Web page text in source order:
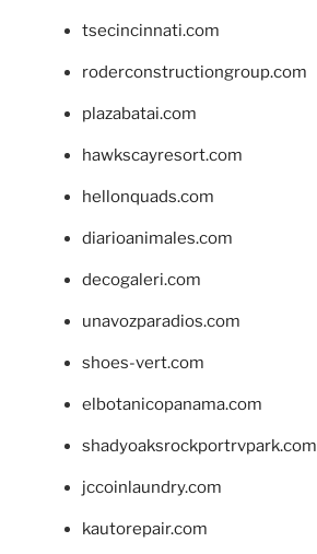
tsecincinnati.com
roderconstructiongroup.com
plazabatai.com
hawkscayresort.com
hellonquads.com
diarioanimales.com
decogaleri.com
unavozparadios.com
shoes-vert.com
elbotanicopanama.com
shadyoaksrockportrvpark.com
jccoinlaundry.com
kautorepair.com